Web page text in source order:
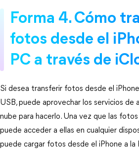
Forma 4. Cómo
fotos desde el
PC a través de
Si desea transferir fotos desde el
USB, puede aprovechar los servicios de
nube para hacerlo. Una vez que las fotos
puede acceder a ellas en cualquier
puede cargar fotos desde el iPhone a la